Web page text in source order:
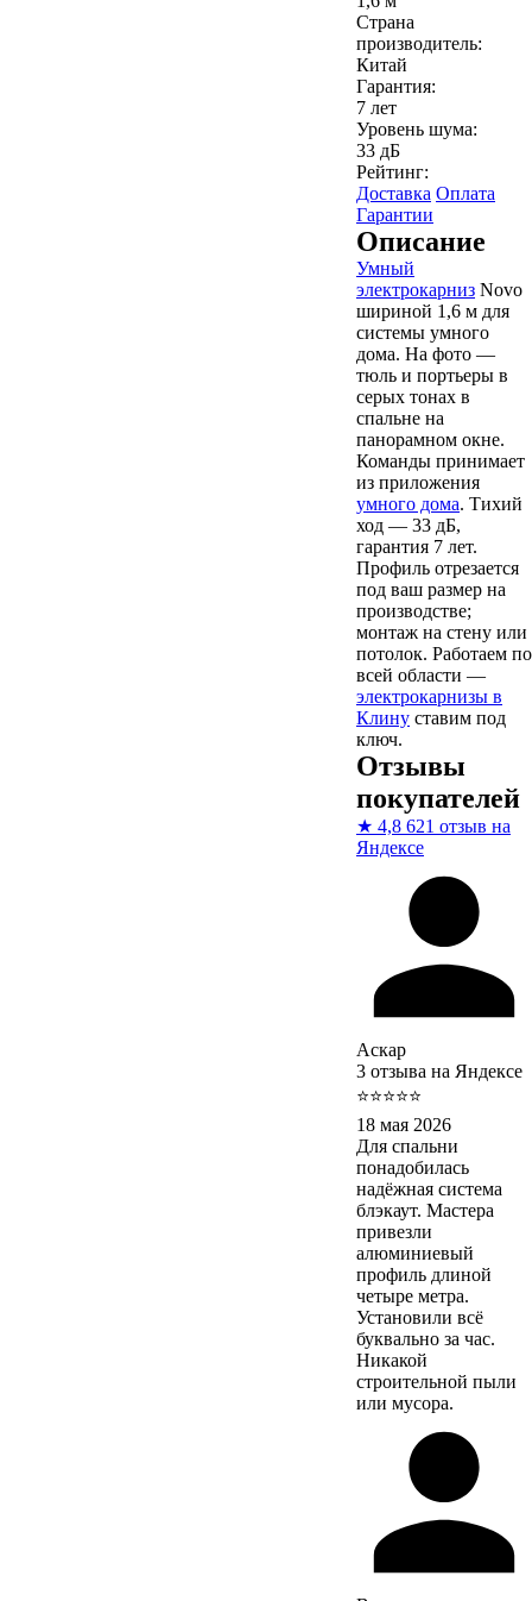
Страна
производитель:
Китай
Гарантия:
7 лет
Уровень шума:
33 дБ
Рейтинг:
Доставка Оплата
Гарантии
Описание
Умный
электрокарниз Novo
шириной 1,6 м для
системы умного
дома. На фото —
тюль и портьеры в
серых тонах в
спальне на
панорамном окне.
Команды принимает
из приложения
умного дома. Тихий
ход — 33 дБ,
гарантия 7 лет.
Профиль отрезается
под ваш размер на
производстве;
монтаж на стену или
потолок. Работаем по
всей области —
электрокарнизы в
Клину ставим под
ключ.
Отзывы
покупателей
★ 4,8 621 отзыв на
Яндексе
Аскар
3 отзыва на Яндексе
⭐⭐⭐⭐⭐
18 мая 2026
Для спальни
понадобилась
надёжная система
блэкаут. Мастера
привезли
алюминиевый
профиль длиной
четыре метра.
Установили всё
буквально за час.
Никакой
строительной пыли
или мусора.